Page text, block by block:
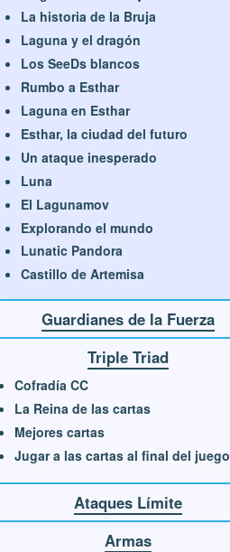
La historia de la Bruja
Laguna y el dragón
Los SeeDs blancos
Rumbo a Esthar
Laguna en Esthar
Esthar, la ciudad del futuro
Un ataque inesperado
Luna
El Lagunamov
Explorando el mundo
Lunatic Pandora
Castillo de Artemisa
Guardianes de la Fuerza
Triple Triad
Cofradía CC
La Reina de las cartas
Mejores cartas
Jugar a las cartas al final del juego
Ataques Límite
Armas